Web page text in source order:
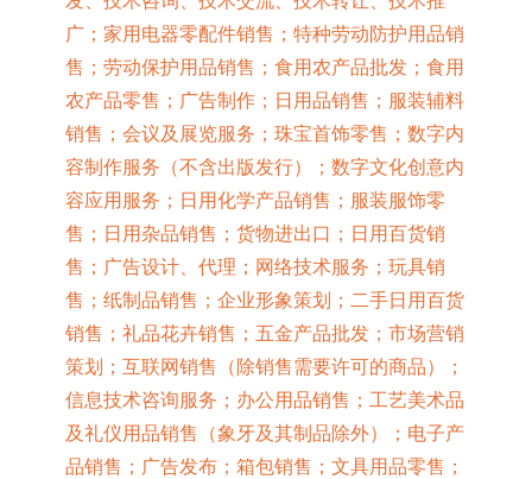
广；家用电器零配件销售；特种劳动防护用品销
售；劳动保护用品销售；食用农产品批发；食用
农产品零售；广告制作；日用品销售；服装辅料
销售；会议及展览服务；珠宝首饰零售；数字内
容制作服务（不含出版发行）；数字文化创意内
容应用服务；日用化学产品销售；服装服饰零
售；日用杂品销售；货物进出口；日用百货销
售；广告设计、代理；网络技术服务；玩具销
售；纸制品销售；企业形象策划；二手日用百货
销售；礼品花卉销售；五金产品批发；市场营销
策划；互联网销售（除销售需要许可的商品）；
信息技术咨询服务；办公用品销售；工艺美术品
及礼仪用品销售（象牙及其制品除外）；电子产
品销售；广告发布；箱包销售；文具用品零售；